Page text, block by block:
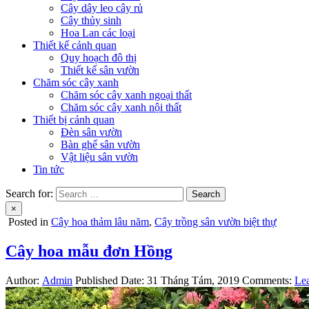
Cây dây leo cây rủ
Cây thủy sinh
Hoa Lan các loại
Thiết kế cảnh quan
Quy hoạch đô thị
Thiết kế sân vườn
Chăm sóc cây xanh
Chăm sóc cây xanh ngoại thất
Chăm sóc cây xanh nội thất
Thiết bị cảnh quan
Đèn sân vườn
Bàn ghế sân vườn
Vật liệu sân vườn
Tin tức
Search for:
×
Posted in Cây hoa thảm lâu năm, Cây trồng sân vườn biệt thự
Cây hoa mẫu đơn Hồng
Author: Admin Published Date: 31 Tháng Tám, 2019 Comments: